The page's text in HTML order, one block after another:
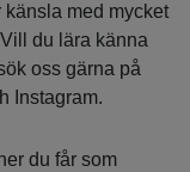
med mycket
du lära känna
oss gärna på
Instagram.
du får som